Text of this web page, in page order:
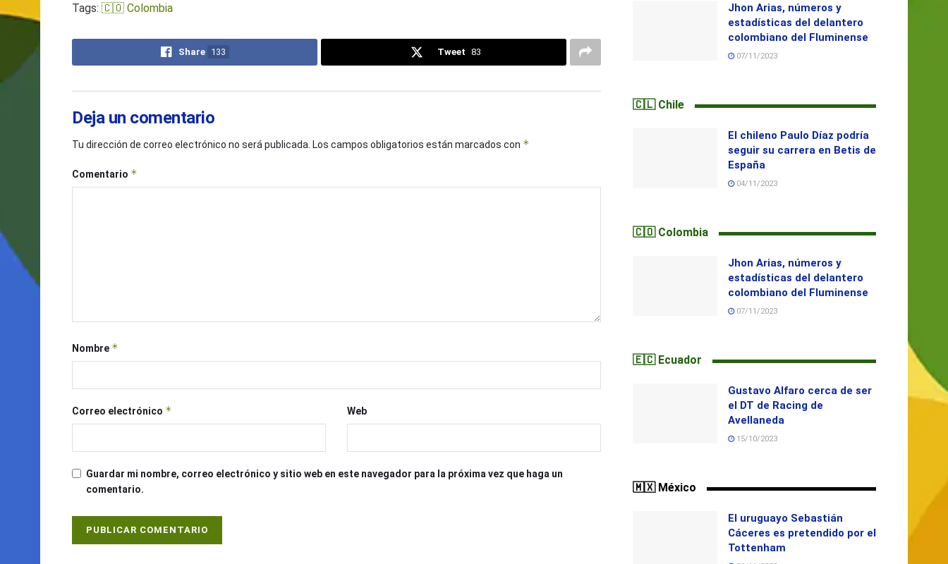
Tags: 🇨🇴 Colombia
Share 133 Tweet 83
Deja un comentario
Tu dirección de correo electrónico no será publicada. Los campos obligatorios están marcados con *
Comentario *
Nombre *
Correo electrónico * Web
Guardar mi nombre, correo electrónico y sitio web en este navegador para la próxima vez que haga un
comentario.
Jhon Arias, números y
estadísticas del delantero
colombiano del Fluminense
07/11/2023
🇨🇱 Chile
El chileno Paulo Díaz podría
seguir su carrera en Betis de
España
04/11/2023
🇨🇴 Colombia
Jhon Arias, números y
estadísticas del delantero
colombiano del Fluminense
07/11/2023
🇪🇨 Ecuador
Gustavo Alfaro cerca de ser
el DT de Racing de
Avellaneda
15/10/2023
🇲🇽 México
El uruguayo Sebastián
Cáceres es pretendido por el
Tottenham